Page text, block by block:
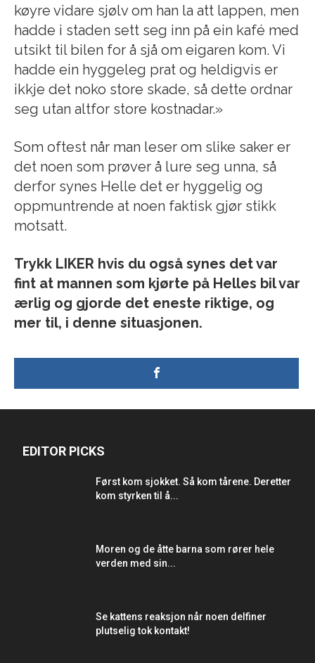
køyre vidare sjølv om han la att lappen, men
hadde i staden sett seg inn på ein kafé med
utsikt til bilen for å sjå om eigaren kom. Vi
hadde ein hyggeleg prat og heldigvis er
ikkje det noko store skade, så dette ordnar
seg utan altfor store kostnadar.»
Som oftest når man leser om slike saker er
det noen som prøver å lure seg unna, så
derfor synes Helle det er hyggelig og
oppmuntrende at noen faktisk gjør stikk
motsatt.
Trykk LIKER hvis du også synes det var
fint at mannen som kjørte på Helles bil var
ærlig og gjorde det eneste riktige, og
mer til, i denne situasjonen.
EDITOR PICKS
Først kom sjokket. Så kom tårene. Deretter
kom styrken til å...
Moren og de åtte barna som rører hele
verden med sin...
Se kattens reaksjon når noen delfiner
plutselig tok kontakt!